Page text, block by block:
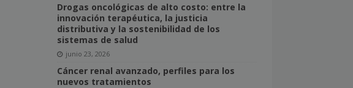
Drogas oncológicas de alto costo: entre la
innovación terapéutica, la justicia
distributiva y la sostenibilidad de los
sistemas de salud
junio 23, 2026
Cáncer renal avanzado, perfiles para los
nuevos tratamientos